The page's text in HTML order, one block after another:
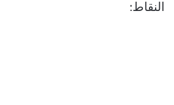
النقاط: